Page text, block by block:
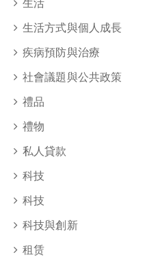
生活方式與個人成長
疾病預防與治療
社會議題與公共政策
禮品
禮物
私人貸款
科技
科技
科技與創新
租赁